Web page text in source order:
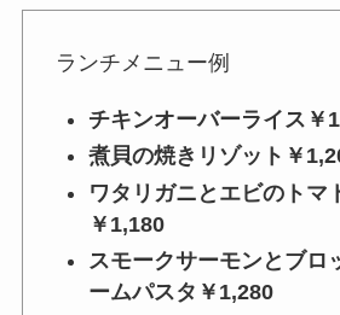
ランチメニュー例
チキンオーバーライス￥
煮貝の焼きリゾット￥
ワタリガニとエビのトマ
￥1,180
スモークサーモンとブロ
ームパスタ ￥1,280